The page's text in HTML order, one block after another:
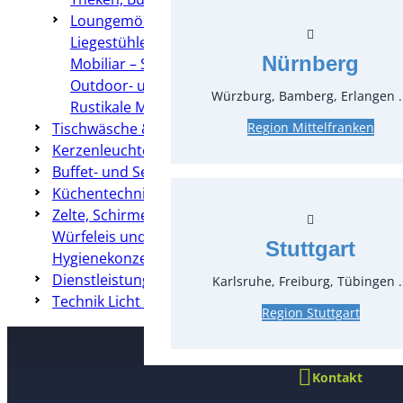
Loungemöbel
Liegestühle
Mobiliar – Sonstiges
Outdoor- und Rattanmöbel
Rustikale Möbel
Tischwäsche & Hussen
Kerzenleuchter & Dekoration
Buffet- und Servierzubehör
Küchentechnik
Zelte, Schirme, Heizung & Co
Würfeleis und Crushed-Eis
Hygienekonzepte
Dienstleistungen
Technik Licht & Ton
Kontakt
Nürnberg
Würzburg, Bamberg, Erlangen
Region Mittelfranken
Stuttgart
Karlsruhe, Freiburg, Tübingen
Region Stuttgart